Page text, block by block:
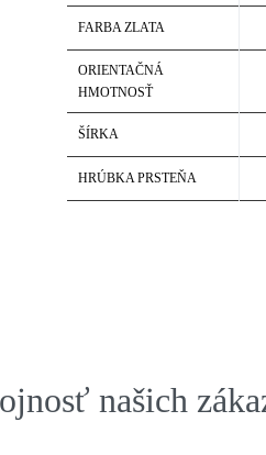
FARBA ZLATA
ORIENTAČNÁ
HMOTNOSŤ
ŠÍRKA
HRÚBKA PRSTEŇA
našich